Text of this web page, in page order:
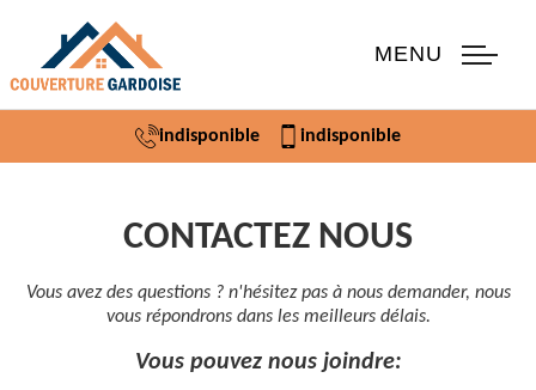
MENU
indisponible indisponible
CONTACTEZ NOUS
Vous avez des questions ? n'hésitez pas à nous demander, nous
vous répondrons dans les meilleurs délais.
Vous pouvez nous joindre: